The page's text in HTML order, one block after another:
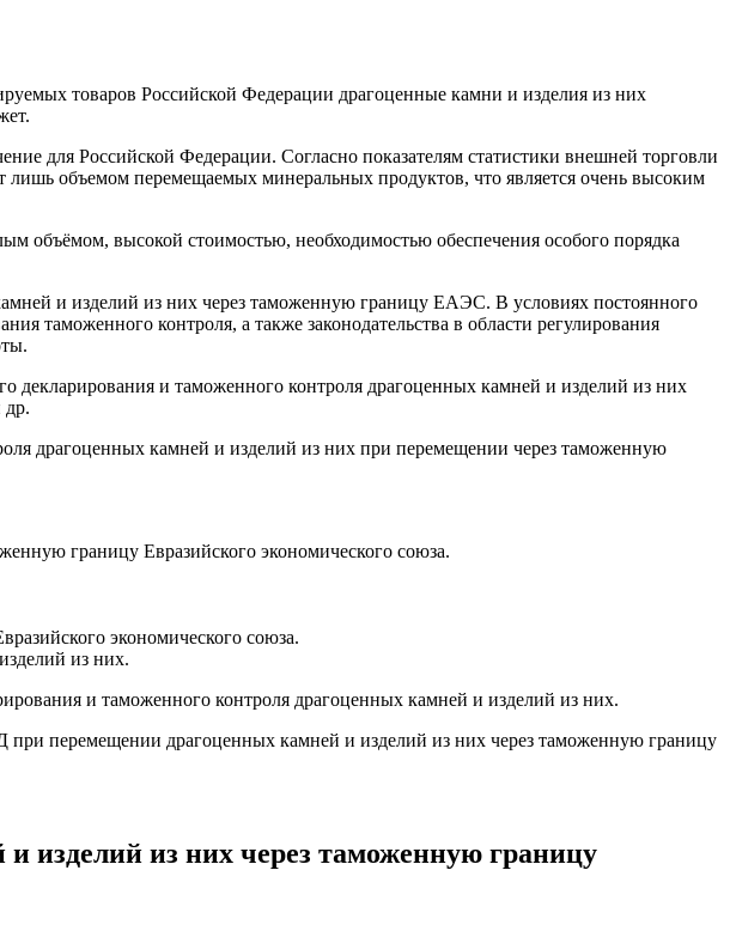
товаров Российской Федерации драгоценные камни и изделия из них
для Российской Федерации. Согласно показателям статистики внешней торговли
лишь объемом перемещаемых минеральных продуктов, что является очень высоким
объёмом, высокой стоимостью, необходимостью обеспечения особого порядка
и изделий из них через таможенную границу ЕАЭС. В условиях постоянного
таможенного контроля, а также законодательства в области регулирования
декларирования и таможенного контроля драгоценных камней и изделий из них
др.
драгоценных камней и изделий из них при перемещении через таможенную
границу Евразийского экономического союза.
экономического союза.
из них.
и таможенного контроля драгоценных камней и изделий из них.
перемещении драгоценных камней и изделий из них через таможенную границу
изделий из них через таможенную границу